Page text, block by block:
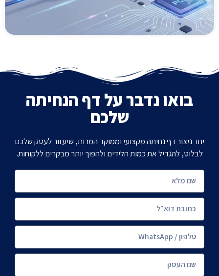
בואו נדבר על דף הנחיתה
שלכם
יחד ניצור דף נחיתה מקצועי וממוקד המרות, שיעזור לעסק שלכם
לבלוט, להגדיל את כמות הלידים ולהפוך יותר מבקרים ללקוחות.